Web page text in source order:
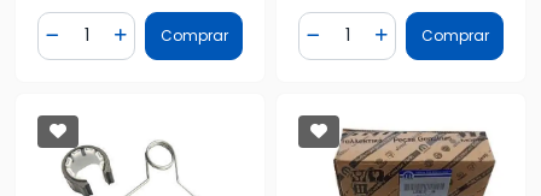
Diminuir Quantidade
Quantidade
Adicionar Quantidade
Comprar Diminuir Quantidade
Quantidade
AdicionarComprar